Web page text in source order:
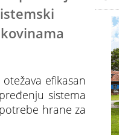
efikasan
sistema
hrane za